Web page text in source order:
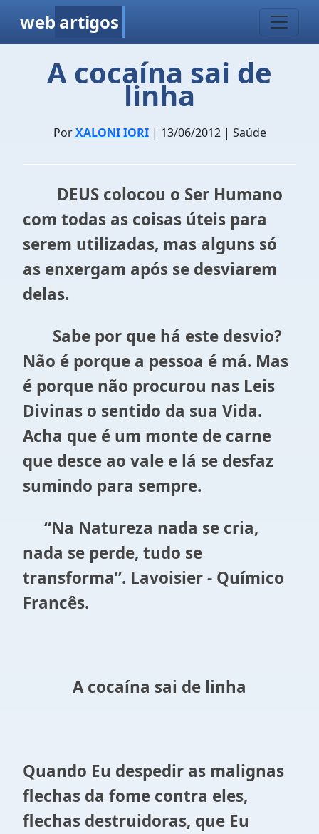
web artigos
A cocaína sai de
linha
PorXALONI IORI| 13/06/2012 | Saúde
DEUS colocou o Ser Humano
com todas as coisas úteis para
serem utilizadas, mas alguns só
as enxergam após se desviarem
delas.
Sabe por que há este desvio?
Não é porque a pessoa é má. Mas
é porque não procurou nas Leis
Divinas o sentido da sua Vida.
Acha que é um monte de carne
que desce ao vale e lá se desfaz
sumindo para sempre.
“Na Natureza nada se cria,
nada se perde, tudo se
transforma”. Lavoisier - Químico
Francês.
A cocaína sai de linha
Quando Eu despedir as malignas
flechas da fome contra eles,
flechas destruidoras, que Eu